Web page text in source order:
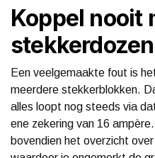
Koppel nooit
Een veelgemaakte fout is
meerdere stekkerblokken.
alles loopt nog steeds via
ene zekering van 16
bovendien het overzicht